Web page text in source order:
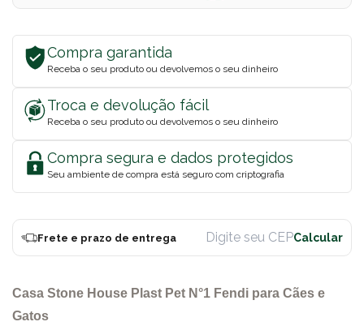
Compra garantida
Receba o seu produto ou devolvemos o seu dinheiro
Troca e devolução fácil
Receba o seu produto ou devolvemos o seu dinheiro
Compra segura e dados protegidos
Seu ambiente de compra está seguro com criptografia
Frete e prazo de entrega
Casa Stone House Plast Pet N°1 Fendi para Cães e
Gatos